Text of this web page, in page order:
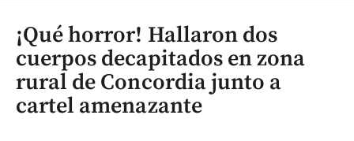
¡Qué horror! Hallaron dos
cuerpos decapitados en zona
rural de Concordia junto a
cartel amenazante